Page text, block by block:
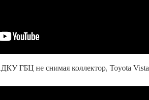
не снимая коллектор, Toyota Vista